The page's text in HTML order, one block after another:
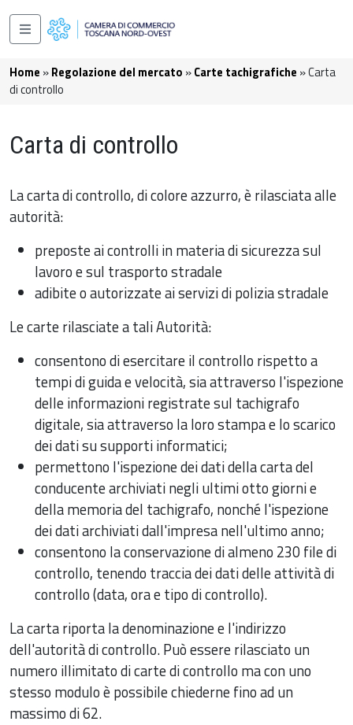
Salta al contenuto principale
Navigazione principale
Briciole di pane
Home Regolazione del mercato Carte tachigrafiche
Carta
di controllo
Carta di controllo
La carta di controllo, di colore azzurro, è rilasciata alle
autorità:
preposte ai controlli in materia di sicurezza sul
lavoro e sul trasporto stradale
adibite o autorizzate ai servizi di polizia stradale
Le carte rilasciate a tali Autorità:
consentono di esercitare il controllo rispetto a
tempi di guida e velocità, sia attraverso l'ispezione
delle informazioni registrate sul tachigrafo
digitale, sia attraverso la loro stampa e lo scarico
dei dati su supporti informatici;
permettono l'ispezione dei dati della carta del
conducente archiviati negli ultimi otto giorni e
della memoria del tachigrafo, nonché l'ispezione
dei dati archiviati dall'impresa nell'ultimo anno;
consentono la conservazione di almeno 230 file di
controllo, tenendo traccia dei dati delle attività di
controllo (data, ora e tipo di controllo).
La carta riporta la denominazione e l'indirizzo
dell'autorità di controllo. Può essere rilasciato un
numero illimitato di carte di controllo ma con uno
stesso modulo è possibile chiederne fino ad un
massimo di 62.